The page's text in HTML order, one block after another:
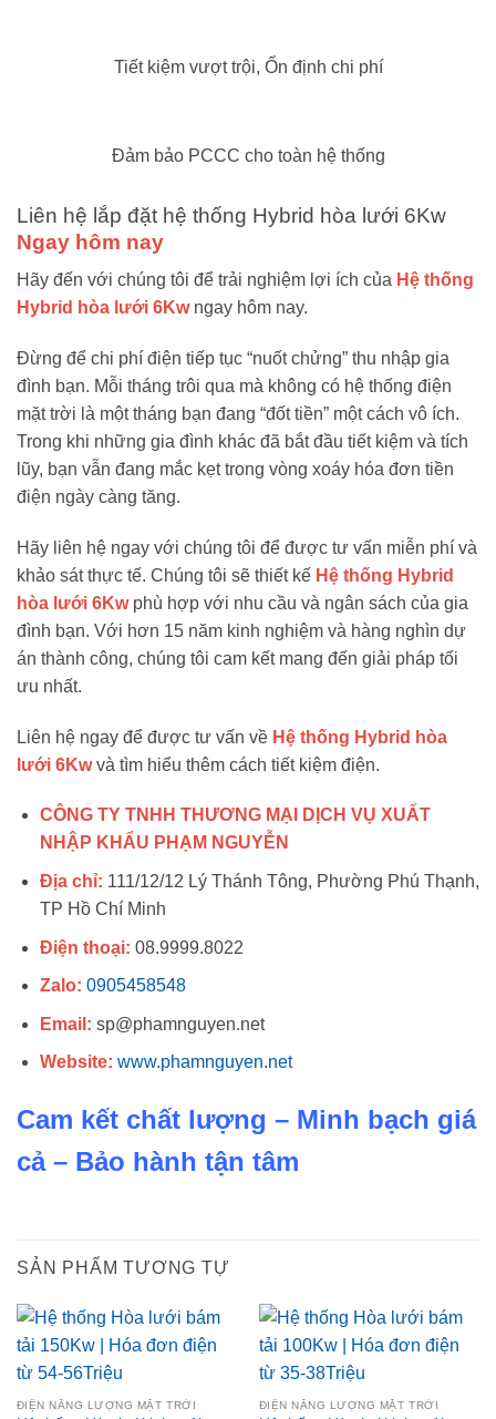
Tiết kiệm vượt trội, Ổn định chi phí
Đảm bảo PCCC cho toàn hệ thống
Liên hệ lắp đặt hệ thống Hybrid hòa lưới 6Kw
Ngay hôm nay
Hãy đến với chúng tôi để trải nghiệm lợi ích của Hệ thống
Hybrid hòa lưới 6Kw ngay hôm nay.
Đừng để chi phí điện tiếp tục “nuốt chửng” thu nhập gia
đình bạn. Mỗi tháng trôi qua mà không có hệ thống điện
mặt trời là một tháng bạn đang “đốt tiền” một cách vô ích.
Trong khi những gia đình khác đã bắt đầu tiết kiệm và tích
lũy, bạn vẫn đang mắc kẹt trong vòng xoáy hóa đơn tiền
điện ngày càng tăng.
Hãy liên hệ ngay với chúng tôi để được tư vấn miễn phí và
khảo sát thực tế. Chúng tôi sẽ thiết kế Hệ thống Hybrid
hòa lưới 6Kwphù hợp với nhu cầu và ngân sách của gia
đình bạn. Với hơn 15 năm kinh nghiệm và hàng nghìn dự
án thành công, chúng tôi cam kết mang đến giải pháp tối
ưu nhất.
Liên hệ ngay để được tư vấn về Hệ thống Hybrid hòa
lưới 6Kw và tìm hiểu thêm cách tiết kiệm điện.
CÔNG TY TNHH THƯƠNG MẠI DỊCH VỤ XUẤT
NHẬP KHẨU PHẠM NGUYỄN
Địa chỉ: 111/12/12 Lý Thánh Tông, Phường Phú Thạnh,
TP Hồ Chí Minh
Điện thoại: 08.9999.8022
Zalo: 0905458548
Email: sp@phamnguyen.net
Website: www.phamnguyen.net
Cam kết chất lượng – Minh bạch giá
cả – Bảo hành tận tâm
SẢN PHẨM TƯƠNG TỰ
ĐIỆN NĂNG LƯỢNG MẶT TRỜI ĐIỆN NĂNG LƯỢNG MẶT TRỜI